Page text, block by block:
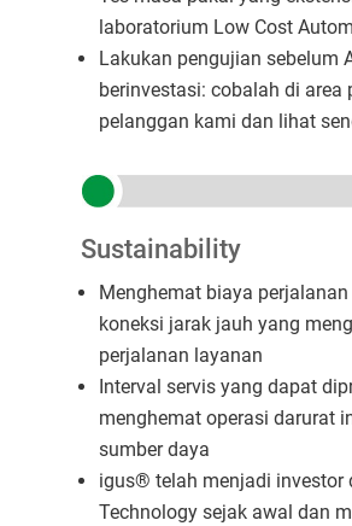
laboratorium Low Cost
Lakukan pengujian sebelum
berinvestasi: cobalah di area
pelanggan kami dan lihat
Sustainability
Menghemat biaya
koneksi jarak jauh yang
perjalanan layanan
Interval servis yang dapat
menghemat operasi darurat
sumber daya
igus® telah menjadi investor
Technology sejak awal dan